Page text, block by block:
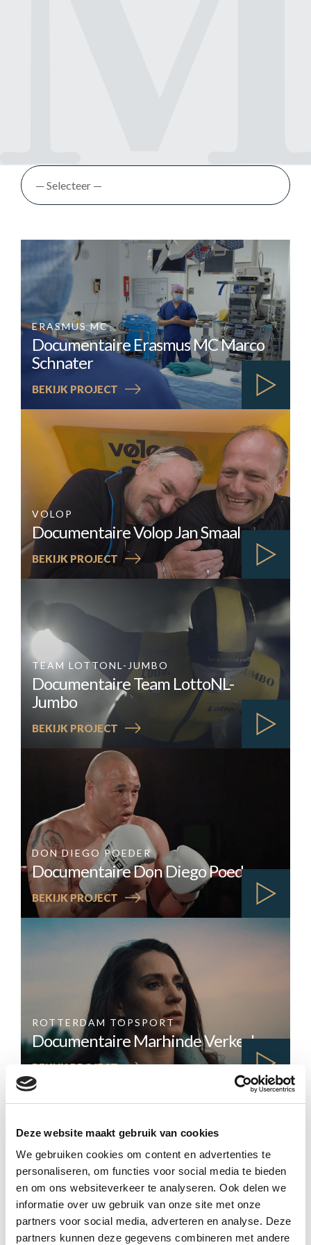
Deze website maakt gebruik van cookies
We gebruiken cookies om content en advertenties te
personaliseren, om functies voor social media te bieden
en om ons websiteverkeer te analyseren. Ook delen we
informatie over uw gebruik van onze site met onze
partners voor social media, adverteren en analyse. Deze
partners kunnen deze gegevens combineren met andere
ERASMUS MC
Documentaire Erasmus MC Marco
Schnater
BEKIJK PROJECT
DOCUMENTAIRE
MC
MARCO
SCHNATER
VOLOP
Documentaire Volop Jan Smaal
BEKIJK PROJECT
DOCUMENTAIRE
SMAAL
TEAM LOTTONL-JUMBO
Documentaire Team LottoNL-
Jumbo
BEKIJK PROJECT
DOCUMENTAIRE
TEAM
LOTTONL-
JUMBO
DON DIEGO POEDER
Documentaire Don Diego Poeder
BEKIJK PROJECT
DOCUMENTAIRE
DIEGO
ROTTERDAM TOPSPORT
Documentaire Marhinde Verkerk
BEKIJK PROJECT:
MARHINDE
KOREAANSE AMBASSADE
Documentaire Koreaanse
Ambassade business
BEKIJK PROJECT: